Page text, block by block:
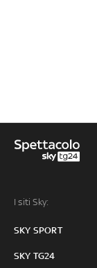
I siti Sky:
SKY SPORT
SKY TG24